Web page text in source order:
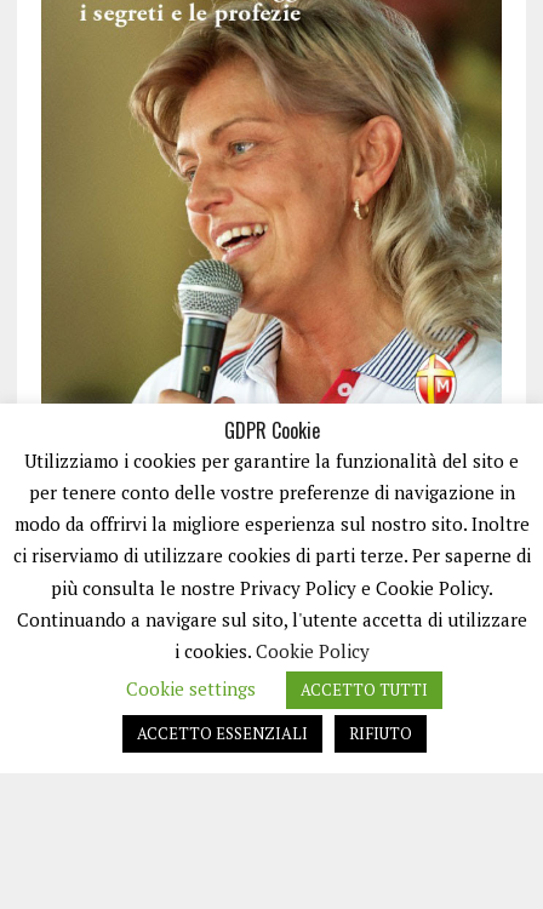
ISCRIVITI
GDPR Cookie
Utilizziamo i cookies per garantire la funzionalità del sito e
per tenere conto delle vostre preferenze di navigazione in
modo da offrirvi la migliore esperienza sul nostro sito. Inoltre
ci riserviamo di utilizzare cookies di parti terze. Per saperne di
più consulta le nostre Privacy Policy e Cookie Policy.
Continuando a navigare sul sito, l'utente accetta di utilizzare
i cookies. Cookie Policy
Cookie settings
ACCETTO TUTTI
ACCETTO ESSENZIALI
RIFIUTO